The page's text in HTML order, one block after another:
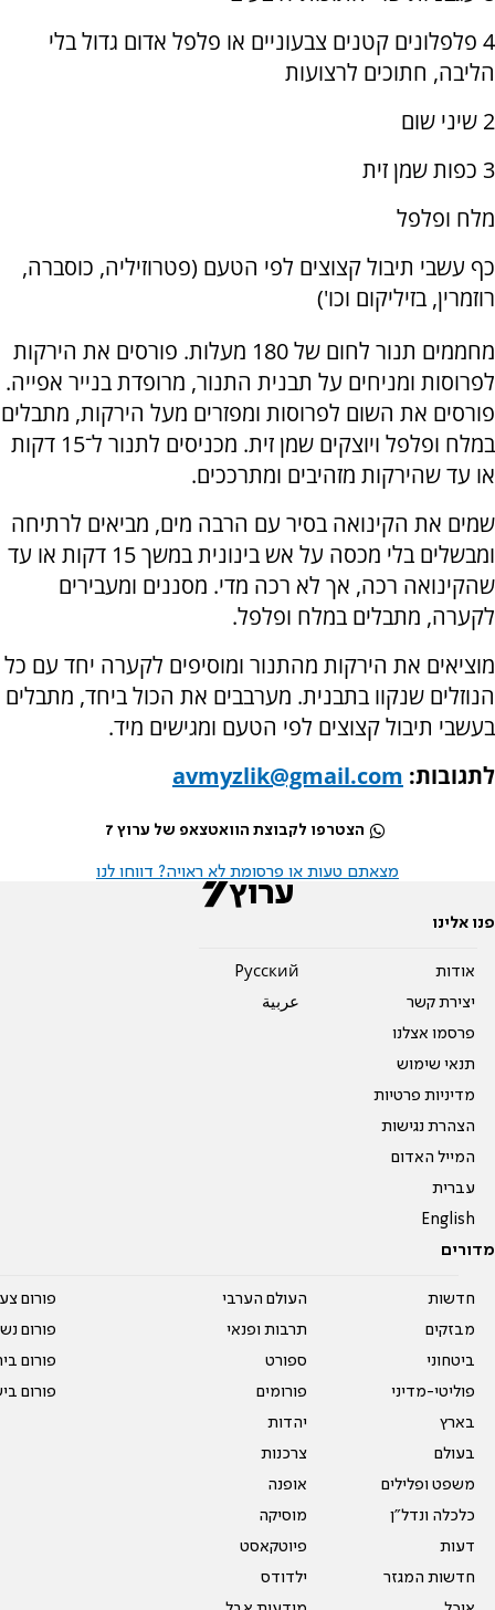
4 פלפלונים קטנים צבעוניים או פלפל אדום גדול בלי
הליבה, חתוכים לרצועות
2 שיני שום
3 כפות שמן זית
מלח ופלפל
כף עשבי תיבול קצוצים לפי הטעם (פטרוזיליה, כוסברה,
רוזמרין, בזיליקום וכו')
מחממים תנור לחום של 180 מעלות. פורסים את הירקות
לפרוסות ומניחים על תבנית התנור, מרופדת בנייר אפייה.
פורסים את השום לפרוסות ומפזרים מעל הירקות, מתבלים
במלח ופלפל ויוצקים שמן זית. מכניסים לתנור ל־15 דקות
או עד שהירקות מזהיבים ומתרככים.
שמים את הקינואה בסיר עם הרבה מים, מביאים לרתיחה
ומבשלים בלי מכסה על אש בינונית במשך 15 דקות או עד
שהקינואה רכה, אך לא רכה מדי. מסננים ומעבירים
לקערה, מתבלים במלח ופלפל.
מוציאים את הירקות מהתנור ומוסיפים לקערה יחד עם כל
הנוזלים שנקוו בתבנית. מערבבים את הכול ביחד, מתבלים
בעשבי תיבול קצוצים לפי הטעם ומגישים מיד.
לתגובות: avmyzlik@gmail.com
הצטרפו לקבוצת הוואטצאפ של ערוץ 7
מצאתם טעות או פרסומת לא ראויה? דווחו לנו
פנו אלינו
אודות
יצירת קשר
פרסמו אצלנו
תנאי שימוש
מדיניות פרטיות
הצהרת נגישות
המייל האדום
עברית
English
Pусский
عربية
מדורים
חדשות
מבזקים
ביטחוני
פוליטי-מדיני
בארץ
בעולם
משפט ופלילים
כלכלה ונדל"ן
דעות
חדשות המגזר
העולם הערבי
תרבות ופנאי
ספורט
פורומים
יהדות
צרכנות
אופנה
מוסיקה
פיוטקאסט
ילדודס
פורום
פורום
פורום
פורום